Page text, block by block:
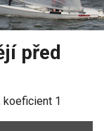
před
koeficient 1